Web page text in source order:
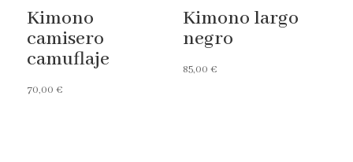
Kimono
camisero
camuflaje
70,00 €
Kimono largo
negro
85,00 €